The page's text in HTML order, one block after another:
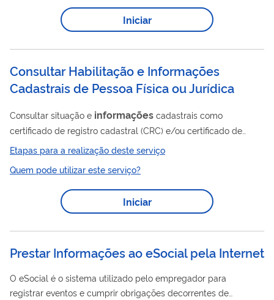
constitui em uma base única nacional para formulação de
políticas públicas no setor. A base do Sipia-CT é o Conselho
violação ou não atendimento aos direitos...
Iniciar
Consultar Habilitação e Informações
Cadastrais de Pessoa Física ou Jurídica
Consultar situação e informações cadastrais como
certificado de registro cadastral (CRC) e/ou certificado de
licença de funcionamento (CLF) a partir do CNPJ
Etapas para a realização deste serviço
Quem pode utilizar este serviço?
Iniciar
Prestar Informações ao eSocial pela Internet
O eSocial é o sistema utilizado pelo empregador para
registrar eventos e cumprir obrigações decorrentes de